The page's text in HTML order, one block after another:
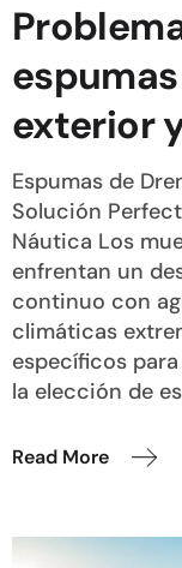
exterior
Espumas de
Solución
Náutica Los
enfrentan un
continuo con
climáticas
específicos
la elección de
Read More